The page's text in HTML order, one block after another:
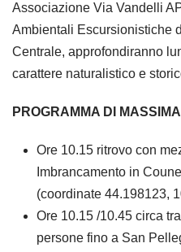
Associazione Via Vandelli
Ambientali Escursionistiche
Centrale, approfondiranno
carattere naturalistico e
PROGRAMMA DI MASSIMA
Ore 10.15 ritrovo con
Imbrancamento in
(coordinate 44.198123,
Ore 10.15 /10.45 circa
persone fino a San